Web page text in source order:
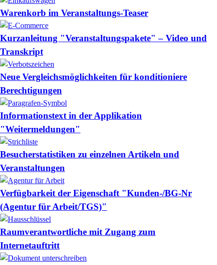
Warenkorb im Veranstaltungs-Teaser
Kurzanleitung "Veranstaltungspakete" – Video und
Transkript
Neue Vergleichsmöglichkeiten für konditioniere
Berechtigungen
Informationstext in der Applikation
"Weitermeldungen"
Besucherstatistiken zu einzelnen Artikeln und
Veranstaltungen
Verfügbarkeit der Eigenschaft "Kunden-/BG-Nr
(Agentur für Arbeit/TGS)"
Raumverantwortliche mit Zugang zum
Internetauftritt